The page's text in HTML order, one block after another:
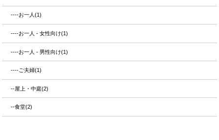
----お一人(1)
----お一人 - 女性向け(1)
----お一人 - 男性向け(1)
----ご夫婦(1)
--屋上・中庭(2)
--食堂(2)